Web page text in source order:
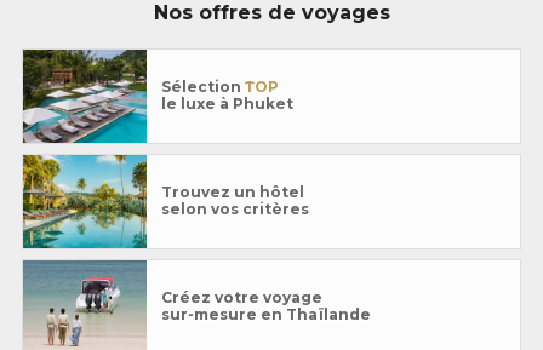
Nos offres de voyages
Sélection TOP
le luxe à Phuket
Trouvez un hôtel
selon vos critères
Créez votre voyage
sur-mesure en Thaïlande